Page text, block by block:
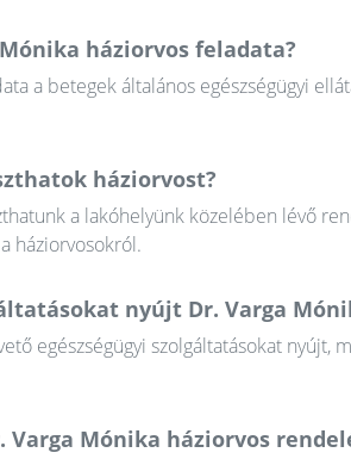
háziorvos feladata?
a betegek általános egészségügyi
háziorvost?
a lakóhelyünk közelében lévő
háziorvosokról.
nyújt Dr. Varga
egészségügyi szolgáltatásokat nyújt,
Varga Mónika háziorvos